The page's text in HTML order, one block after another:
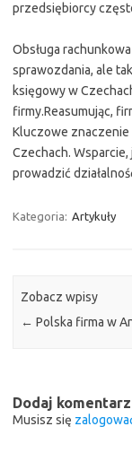
przedsiębiorcy
Obsługa
sprawozdania, ale
księgowy w
firmy.Reasumując,
Kluczowe znaczenie
Czechach.
prowadzić
Kategoria: Artykuły
Zobacz wpisy
← Polska firma w
Dodaj komentarz
Musisz się